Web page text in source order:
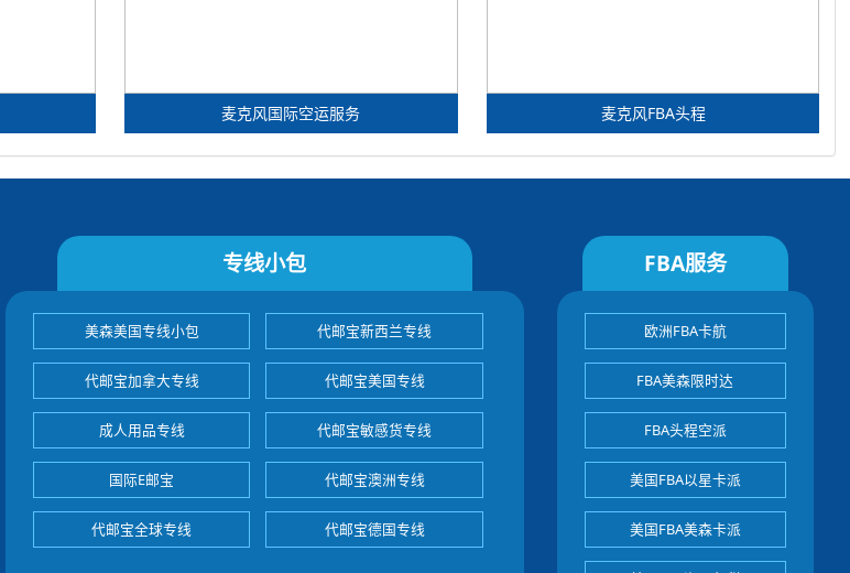
麦克风国际空运服务 麦克风FBA头程
专线小包
美森美国专线小包 代邮宝新西兰专线
代邮宝加拿大专线 代邮宝美国专线
成人用品专线 代邮宝敏感货专线
国际E邮宝 代邮宝澳洲专线
代邮宝全球专线 代邮宝德国专线
FBA服务
欧洲FBA卡航
FBA美森限时达
FBA头程空派
美国FBA以星卡派
美国FBA美森卡派